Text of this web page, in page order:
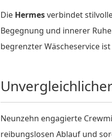
Die Hermesverbindet
Begegnung und innerer
begrenzter Wäscheservice
Neunzehn engagierte
reibungslosen Ablauf und